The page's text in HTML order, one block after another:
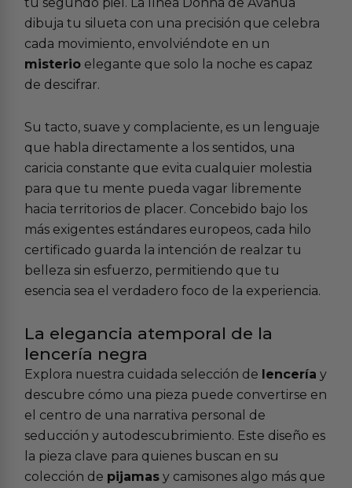
dibuja tu silueta con una precisión que celebra
cada movimiento, envolviéndote en un
misterio elegante que solo la noche es capaz
de descifrar.
Su tacto, suave y complaciente, es un lenguaje
que habla directamente a los sentidos, una
caricia constante que evita cualquier molestia
para que tu mente pueda vagar libremente
hacia territorios de placer. Concebido bajo los
más exigentes estándares europeos, cada hilo
certificado guarda la intención de realzar tu
belleza sin esfuerzo, permitiendo que tu
esencia sea el verdadero foco de la experiencia.
La elegancia atemporal de la
lencería negra
Explora nuestra cuidada selección de lencería y
descubre cómo una pieza puede convertirse en
el centro de una narrativa personal de
seducción y autodescubrimiento. Este diseño es
la pieza clave para quienes buscan en su
colección de pijamas y camisones algo más que